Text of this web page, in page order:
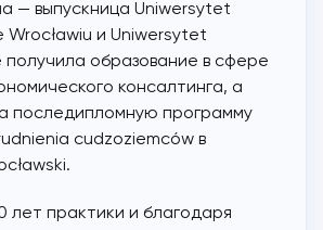
— выпускница Uniwersytet
Wrocławiu и Uniwersytet
получила образование в сфере
консалтинга, а
последипломную программу
cudzoziemców в
лет практики и благодаря